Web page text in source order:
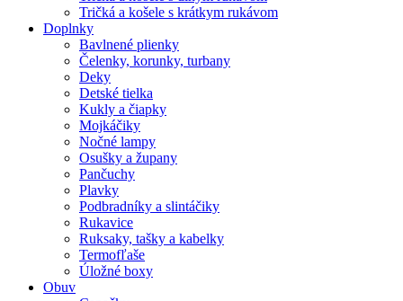
Tričká a košele s krátkym rukávom
Doplnky
Bavlnené plienky
Čelenky, korunky, turbany
Deky
Detské tielka
Kukly a čiapky
Mojkáčiky
Nočné lampy
Osušky a župany
Pančuchy
Plavky
Podbradníky a slintáčiky
Rukavice
Ruksaky, tašky a kabelky
Termofľaše
Úložné boxy
Obuv